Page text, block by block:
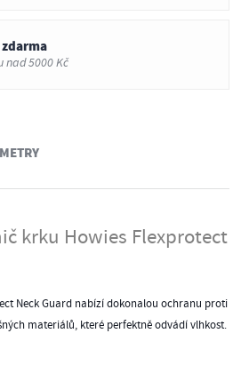
nad 5000 Kč
krku Howies Flexprotect
Neck Guard nabízí dokonalou ochranu proti
materiálů, které perfektně odvádí vlhkost.